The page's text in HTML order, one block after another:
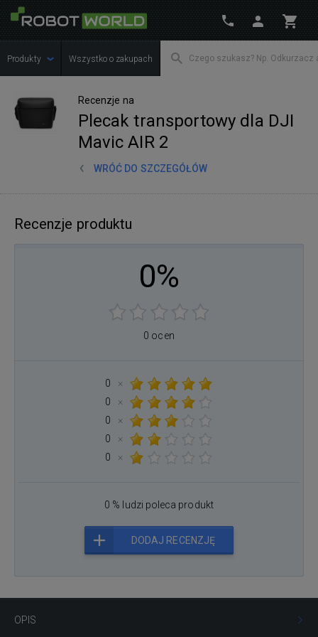
Produkty Wszystko o zakupach
Recenzje na
Plecak transportowy dla DJI
Mavic AIR 2
WRÓĆ DO SZCZEGÓŁÓW
OPIS
Recenzje produktu
0%
0 ocen
0
×
0
×
0
×
0
×
0
×
0 % ludzi poleca produkt
DODAJ RECENZJĘ